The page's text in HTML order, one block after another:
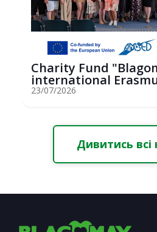
Charity Fund
international
St...
23/07/2026
Дивитись всі